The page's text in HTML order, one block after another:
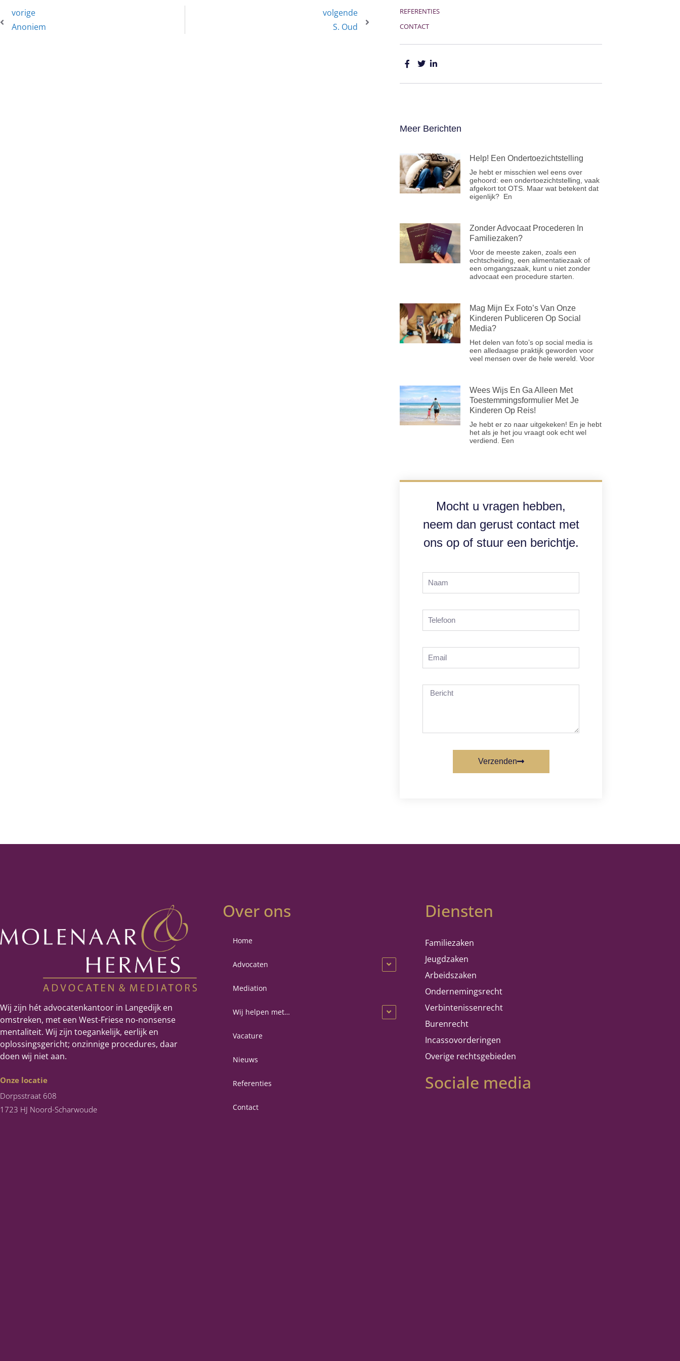
vorige
Anoniem
volgende
S. Oud
REFERENTIES
CONTACT
Meer Berichten
Help! Een Ondertoezichtstelling
Je hebt er misschien wel eens over
gehoord: een ondertoezichtstelling, vaak
afgekort tot OTS. Maar wat betekent dat
eigenlijk? En
Zonder Advocaat Procederen In
Familiezaken?
Voor de meeste zaken, zoals een
echtscheiding, een alimentatiezaak of
een omgangszaak, kunt u niet zonder
advocaat een procedure starten.
Mag Mijn Ex Foto’s Van Onze
Kinderen Publiceren Op Social
Media?
Het delen van foto’s op social media is
een alledaagse praktijk geworden voor
veel mensen over de hele wereld. Voor
Wees Wijs En Ga Alleen Met
Toestemmingsformulier Met Je
Kinderen Op Reis!
Je hebt er zo naar uitgekeken! En je hebt
het als je het jou vraagt ook echt wel
verdiend. Een
Mocht u vragen hebben,
neem dan gerust contact met
ons op of stuur een berichtje.
Verzenden
Wij zijn hét advocatenkantoor in Langedijk en
omstreken, met een West-Friese no-nonsense
mentaliteit. Wij zijn toegankelijk, eerlijk en
oplossingsgericht; onzinnige procedures, daar
doen wij niet aan.
Onze locatie
Dorpsstraat 608
1723 HJ Noord-Scharwoude
Over ons
Home
Advocaten
Mediation
Wij helpen met…
Vacature
Nieuws
Referenties
Contact
Diensten
Familiezaken
Jeugdzaken
Arbeidszaken
Ondernemingsrecht
Verbintenissenrecht
Burenrecht
Incassovorderingen
Overige rechtsgebieden
Sociale media